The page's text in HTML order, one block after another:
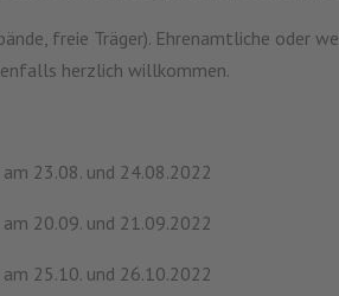
freie Träger). Ehrenamtliche
herzlich willkommen.
und 24.08.2022
und 21.09.2022
und 26.10.2022